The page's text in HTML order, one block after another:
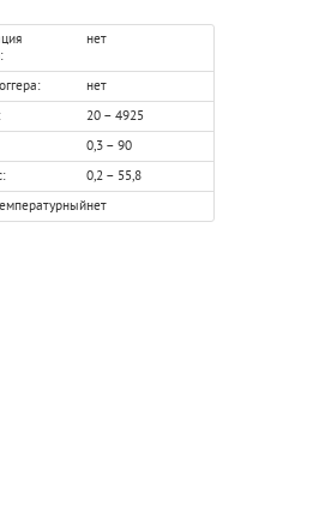
нет
нет
20 – 4925
0,3 – 90
0,2 – 55,8
нет